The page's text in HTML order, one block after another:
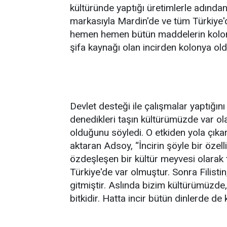
kültüründe yaptığı üretimlerle
markasıyla Mardin'de ve tüm
hemen hemen bütün maddelerin
şifa kaynağı olan incirden kolonya
Devlet desteği ile çalışmalar
denedikleri taşın kültürümüzde var
olduğunu söyledi. O etkiden yola
aktaran Adsoy, “İncirin şöyle bir
özdeşleşen bir kültür meyvesi olarak
Türkiye'de var olmuştur. Sonra
gitmiştir. Aslında bizim
bitkidir. Hatta incir bütün dinlerde de